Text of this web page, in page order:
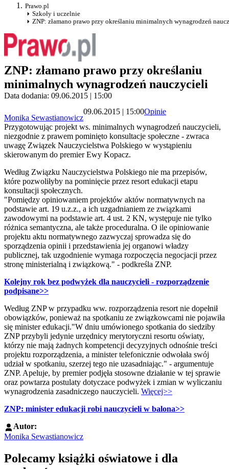
Prawo.pl
Szkoły i uczelnie
ZNP: złamano prawo przy określaniu minimalnych wynagrodzeń
ZNP: złamano prawo przy określaniu
minimalnych wynagrodzeń nauczycieli
Data dodania: 09.06.2015 | 15:00
Monika Sewastianowicz
09.06.2015 | 15:00Opinie
Przygotowując projekt ws. minimalnych wynagrodzeń nauczycieli,
niezgodnie z prawem pominięto konsultacje społeczne - zwraca
uwagę Związek Nauczycielstwa Polskiego w wystąpieniu
skierowanym do premier Ewy Kopacz.
Według Związku Nauczycielstwa Polskiego nie ma przepisów,
które pozwoliłyby na pominięcie przez resort edukacji etapu
konsultacji społecznych.
"Pomiędzy opiniowaniem projektów aktów normatywnych na
podstawie art. 19 u.z.z., a ich uzgadnianiem ze związkami
zawodowymi na podstawie art. 4 ust. 2 KN, występuje nie tylko
różnica semantyczna, ale także proceduralna. O ile opiniowanie
projektu aktu normatywnego zazwyczaj sprowadza się do
sporządzenia opinii i przedstawienia jej organowi władzy
publicznej, tak uzgodnienie wymaga rozpoczęcia negocjacji przez
stronę ministerialną i związkową." - podkreśla ZNP.
Kolejny rok bez podwyżek dla nauczycieli - rozporządzenie
podpisane>>
Według ZNP w przypadku ww. rozporządzenia resort nie dopełnił
obowiązków, ponieważ na spotkaniu ze związkowcami nie pojawiła
się minister edukacji."W dniu umówionego spotkania do siedziby
ZNP przybyli jedynie urzędnicy merytoryczni resortu oświaty,
którzy nie mają żadnych kompetencji decyzyjnych odnośnie treści
projektu rozporządzenia, a minister telefonicznie odwołała swój
udział w spotkaniu, szerzej tego nie uzasadniając." - argumentuje
ZNP. Apeluje, by premier podjęła stosowne działanie w tej sprawie
oraz powtarza postulaty dotyczace podwyżek i zmian w wyliczaniu
wynagrodzenia zasadniczego nauczycieli. Więcej>>
ZNP: minister edukacji robi nauczycieli w balona>>
Autor:
Monika Sewastianowicz
Polecamy książki oświatowe i dla